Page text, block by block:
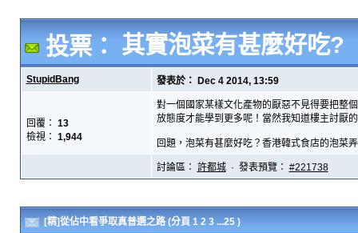
投票： 其實泡菜有甚麼好吃?
StupidBang 發表於： Dec 4 2014, 13:59
回覆： 13
檢視： 1,944
對一個國家某樣文化產物的厭惡不見得要把整
放態度才能學到更多呢！當然我知道樓主討厭
回題，泡菜有甚麼好吃？香港韓式食店的泡菜
討論區： 許都城· 發表預覽： #221738
[精]從佔中看爭取真普選之路 (分頁 1 2 3 ...25 )